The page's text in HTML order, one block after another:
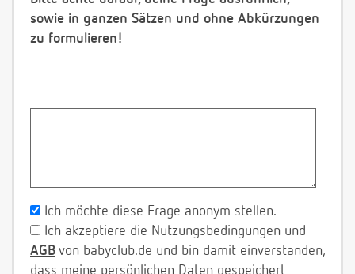
sowie in ganzen Sätzen und ohne Abkürzungen
zu formulieren!
Ich möchte diese Frage anonym stellen.
Ich akzeptiere die Nutzungsbedingungen und
AGB von babyclub.de und bin damit einverstanden,